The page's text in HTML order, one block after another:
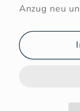
Anzug neu